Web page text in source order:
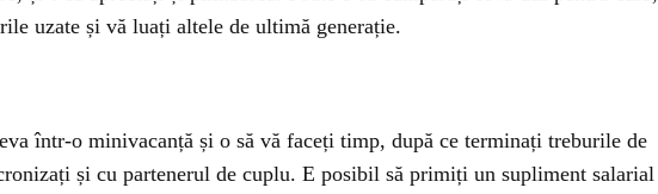
uzate și vă luați altele de ultimă generație.
într-o minivacanță și o să vă faceți timp, după ce terminați treburile de
și cu partenerul de cuplu. E posibil să primiți un supliment salarial